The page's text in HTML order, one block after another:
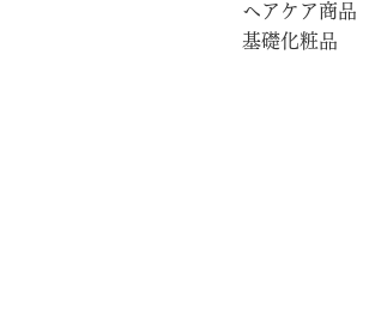
ヘアケア商品
基礎化粧品